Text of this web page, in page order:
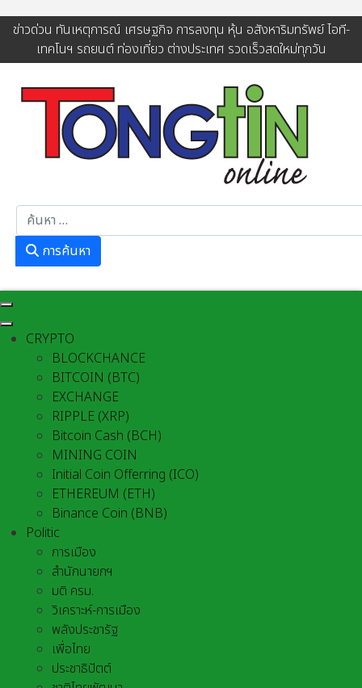
ข่าวด่วน ทันเหตุการณ์ เศรษฐกิจ การลงทุน หุ้น อสังหาริมทรัพย์ ไอที-
เทคโนฯ รถยนต์ ท่องเที่ยว ต่างประเทศ รวดเร็วสดใหม่ทุกวัน
การค้นหา
CRYPTO
BLOCKCHANCE
BITCOIN (BTC)
EXCHANGE
RIPPLE (XRP)
Bitcoin Cash (BCH)
MINING COIN
Initial Coin Offerring (ICO)
ETHEREUM (ETH)
Binance Coin (BNB)
Politic
การเมือง
สำนักนายกฯ
มติ ครม.
วิเคราะห์-การเมือง
พลังประชารัฐ
เพื่อไทย
ประชาธิปัตต์